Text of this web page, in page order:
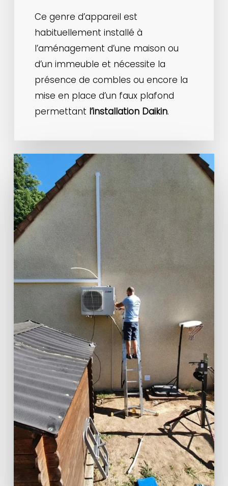
Ce genre d’appareil est
habituellement installé à
l’aménagement d’une maison ou
d’un immeuble et nécessite la
présence de combles ou encore la
mise en place d’un faux plafond
permettant l’installation Daikin.